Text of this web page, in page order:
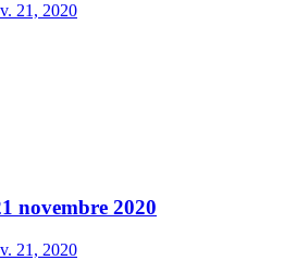
21, 2020
novembre 2020
21, 2020